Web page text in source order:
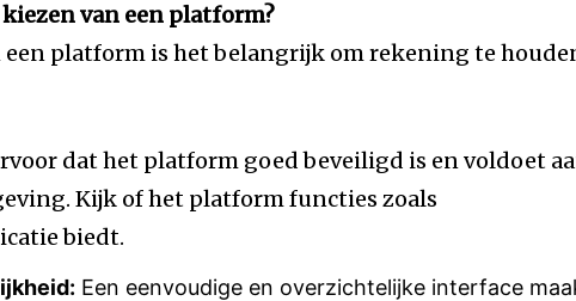
van een platform?
een platform is het belangrijk om rekening te
dat het platform goed beveiligd is en voldoet
Kijk of het platform functies zoals
biedt.
Een eenvoudige en overzichtelijke interface